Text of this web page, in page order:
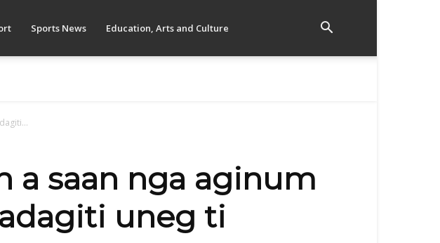
Sports News Education, Arts and Culture
a saan nga aginum
uneg ti